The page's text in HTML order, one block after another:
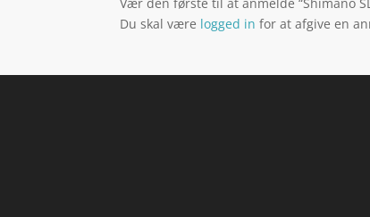
Du skal være logged in for at afgive en